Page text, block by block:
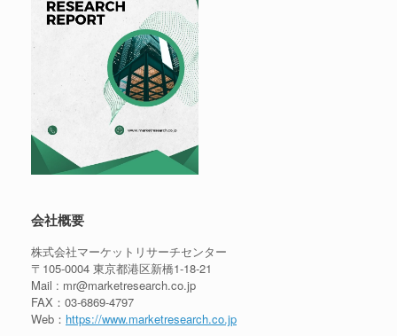
会社概要
株式会社マーケットリサーチセンター
〒105-0004 東京都港区新橋1-18-21
Mail : mr@marketresearch.co.jp
FAX：03-6869-4797
Web： https://www.marketresearch.co.jp